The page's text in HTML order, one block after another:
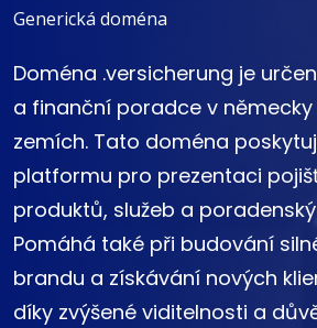
Generická doména
Doména .versicherung je
a finanční poradce v
zemích. Tato doména
platformu pro prezentaci
produktů, služeb a
Pomáhá také při budování
brandu a získávání nových
díky zvýšené viditelnosti a